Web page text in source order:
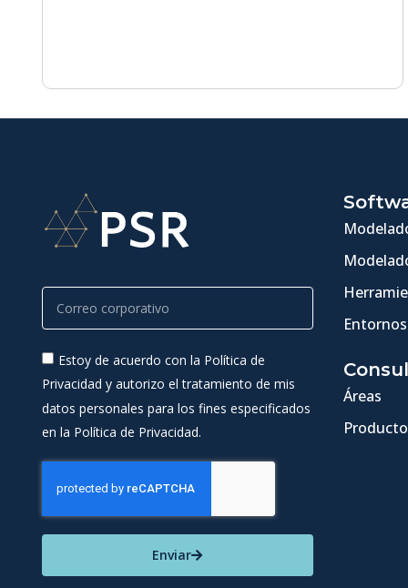
Estoy de acuerdo con la Política de
Privacidad y autorizo el tratamiento de mis
datos personales para los fines especificados
en la Política de Privacidad.
Enviar
Áreas